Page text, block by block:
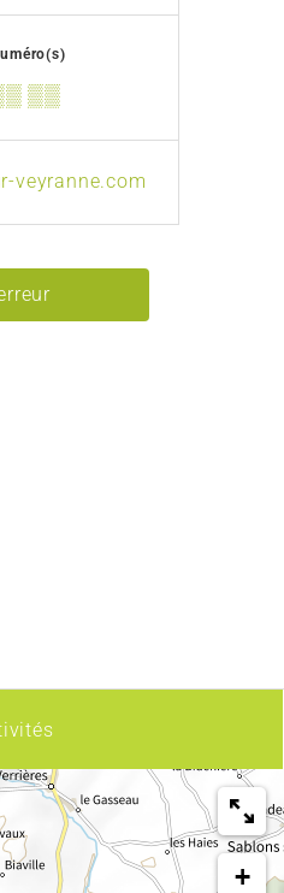
▒▒
veyranne.com
+